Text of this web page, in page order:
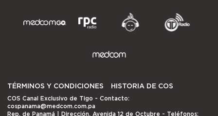
TÉRMINOS Y CONDICIONES HISTORIA DE COS
COS Canal Exclusivo de Tigo - Contacto:
cospanama@medcom.com.pa
Rep. de Panamá | Dirección, Avenida 12 de Octubre - Teléfonos: